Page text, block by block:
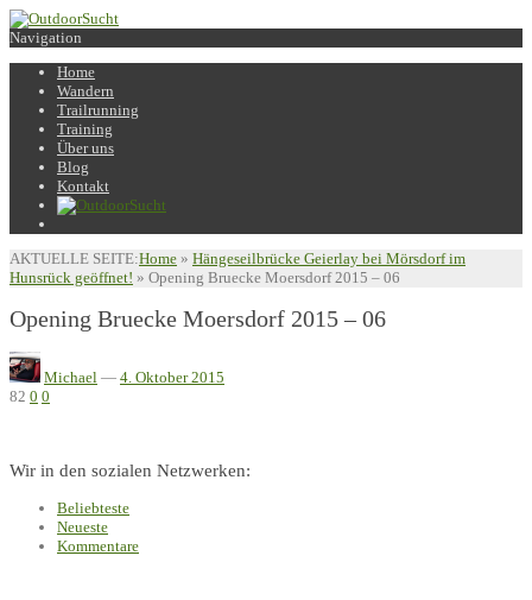
Navigation
Home
Wandern
Trailrunning
Training
Über uns
Blog
Kontakt
AKTUELLE SEITE:Home » Hängeseilbrücke Geierlay bei Mörsdorf im
Hunsrück geöffnet! » Opening Bruecke Moersdorf 2015 – 06
Opening Bruecke Moersdorf 2015 – 06
Michael — 4. Oktober 2015
82 0 0
Wir in den sozialen Netzwerken:
Beliebteste
Neueste
Kommentare